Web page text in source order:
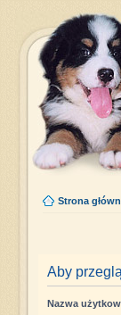
Strona
Aby
Nazwa